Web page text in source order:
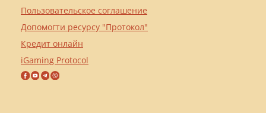
Пользовательское соглашение
Допомогти ресурсу "Протокол"
Кредит онлайн
iGaming Protocol